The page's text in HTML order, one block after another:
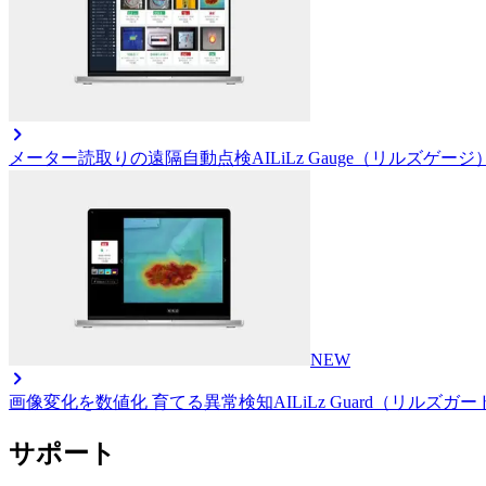
メーター読取りの遠隔自動点検AILiLz Gauge（リルズゲージ）
NEW
画像変化を数値化 育てる異常検知AILiLz Guard（リルズガー
サポート